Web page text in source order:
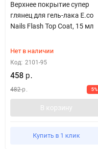
Верхнее покрытие супер
глянец для гель-лака E.co
Nails Flash Top Coat, 15 мл
Нет в наличии
Код: 2101-95
458 р.
482 р. 5%
В корзину
Купить в 1 клик